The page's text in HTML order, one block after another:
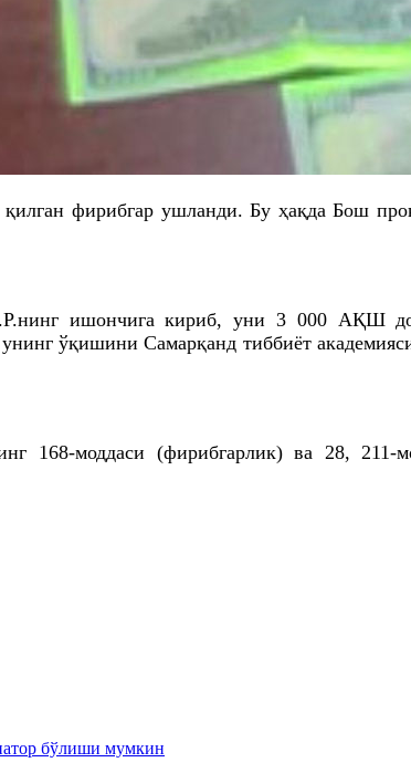
фирибгар ушланди. Бу ҳақда Бош
Р.нингишончига кириб, уни 3 000 АҚШ
ўқишини Самарқанд тиббиёт
168-моддаси (фирибгарлик) ва 28,
бўлиши мумкин